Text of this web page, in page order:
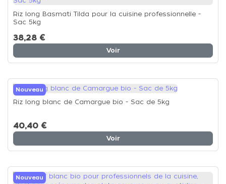
Riz long Basmati Tilda pour la cuisine professionnelle -
Sac 5kg
38,28 €
Voir
Nouveau
Riz long blanc de Camargue bio - Sac de 5kg
40,40 €
Voir
Nouveau